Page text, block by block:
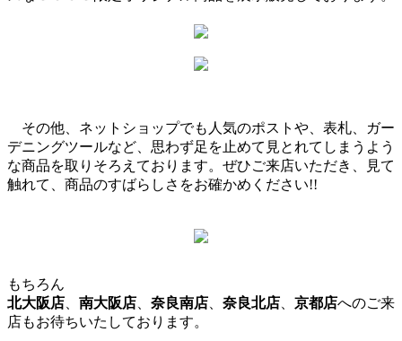
その他、ネットショップでも人気のポストや、表札、ガー
デニングツールなど、思わず足を止めて見とれてしまうよう
な商品を取りそろえております。ぜひご来店いただき、見て
触れて、商品のすばらしさをお確かめください!!
もちろん
北大阪店
南大阪店 奈良南店 奈良北店 京都店へのご来
店もお待ちいたしております。